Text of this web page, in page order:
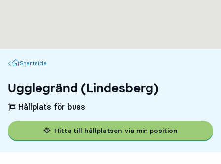
Startsida
Startsida
Ugglegränd (Lindesberg)
Hållplats för buss
Hitta till hållplatsen via min position